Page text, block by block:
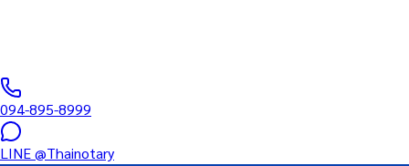
094-895-8999
LINE@Thainotary